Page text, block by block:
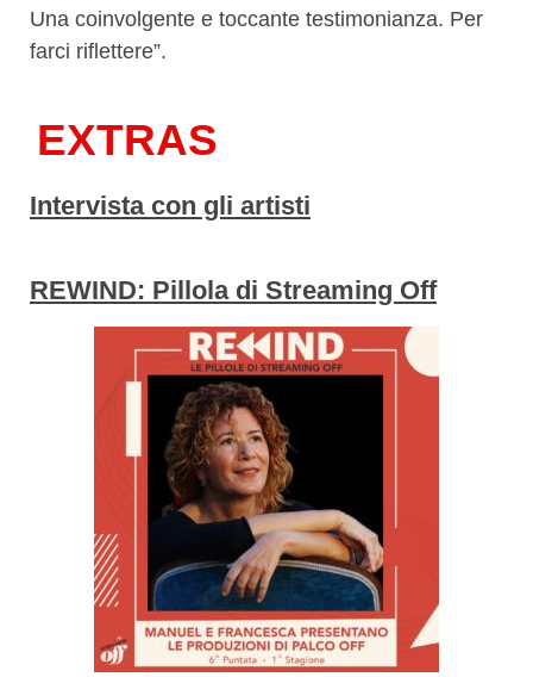
Una coinvolgente e toccante testimonianza. Per
farci riflettere”.
EXTRAS
Intervista con gli artisti
REWIND: Pillola di Streaming Off